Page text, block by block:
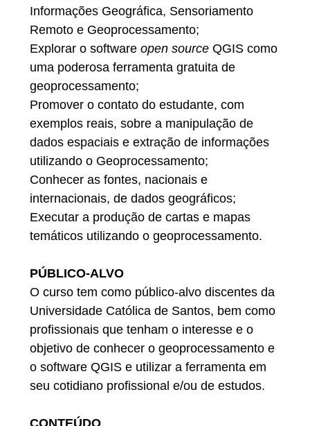
Informações Geográfica, Sensoriamento
Remoto e Geoprocessamento;
Explorar o software open sourceQGIS como
uma poderosa ferramenta gratuita de
geoprocessamento;
Promover o contato do estudante, com
exemplos reais, sobre a manipulação de
dados espaciais e extração de informações
utilizando o Geoprocessamento;
Conhecer as fontes, nacionais e
internacionais, de dados geográficos;
Executar a produção de cartas e mapas
temáticos utilizando o geoprocessamento.
PÚBLICO-ALVO
O curso tem como público-alvo discentes da
Universidade Católica de Santos, bem como
profissionais que tenham o interesse e o
objetivo de conhecer o geoprocessamento e
o software QGIS e utilizar a ferramenta em
seu cotidiano profissional e/ou de estudos.
CONTEÚDO